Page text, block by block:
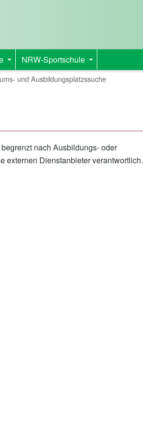
+ +
NRW-Sportschule
und Ausbildungsplatzssuche
nach Ausbildungs- oder
externen Dienstanbieter verantwortlich.